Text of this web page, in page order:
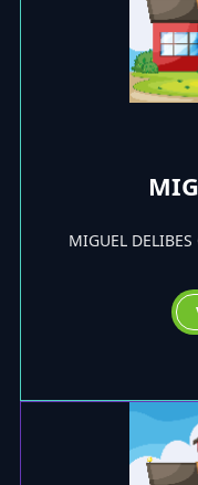
MIGUEL